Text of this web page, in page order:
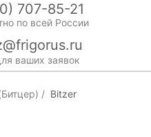
707-85-21
по всей России
ваших заявок
Bitzer